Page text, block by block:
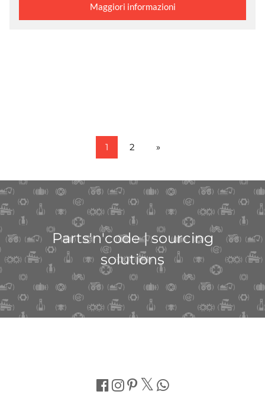
Maggiori informazioni
1 2 »
Parts'n'code | sourcing
solutions